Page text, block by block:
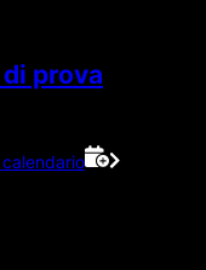
prova